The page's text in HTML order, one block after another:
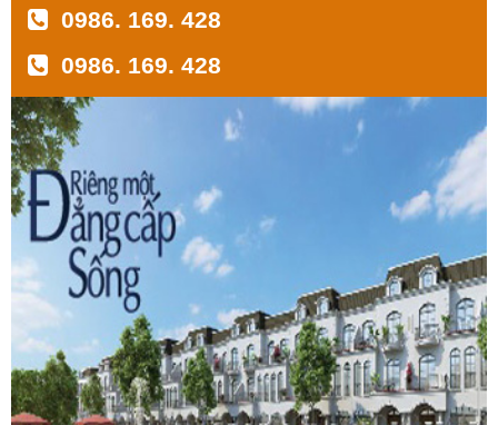
0986. 169. 428
0986. 169. 428